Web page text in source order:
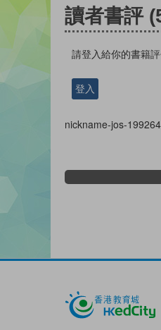
讀者書評
請登入給你的書籍
登入
nickname-jos-